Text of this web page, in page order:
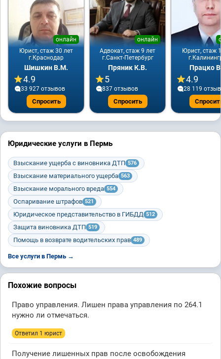
Юрист, стаж 30 лет
онлайн
г.Краснодар
Шишкин В.М.
4.9
33 927 отзывов
Спросить
Адвокат, стаж 9 лет
онлайн
г.Санкт-Петербург
Пряник К.В.
5
837 отзывов
Спросить
Юрист, стаж
Працко
4.9
28 119
Юридические услуги в Пермь
Взыскание ущерба с виновника ДТП 576
Взыскание материального ущерба 563
Взыскание морального вреда 554
Оспаривание штрафов 521
Юридическое представительство в ГИБДД 512
Защита виновника ДТП 519
Помощь в возврате водительских прав 489
Все услуги в Пермь →
Похожие вопросы
Право управления. Лишен права управления по 264.1
нужно ли отмечаться.
Ответил 1 юрист
Получение лишенных прав после освобождения